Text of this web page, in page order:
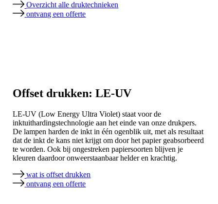
Overzicht alle druktechnieken
ontvang een offerte
Offset drukken: LE-UV
LE-UV (Low Energy Ultra Violet) staat voor de
inktuithardingstechnologie aan het einde van onze drukpers.
De lampen harden de inkt in één ogenblik uit, met als resultaat
dat de inkt de kans niet krijgt om door het papier geabsorbeerd
te worden. Ook bij ongestreken papiersoorten blijven je
kleuren daardoor onweerstaanbaar helder en krachtig.
wat is offset drukken
ontvang een offerte